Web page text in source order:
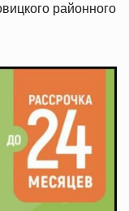
районного